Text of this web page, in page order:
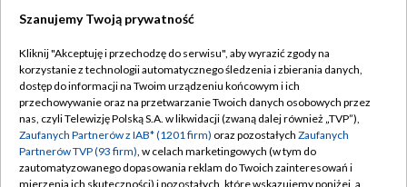
TVP
Abonament TVP
Emisja w TVP
Centrum informacji TVP
Regulamin TVP
Polityka prywatności
Moje zgody
Szanujemy Twoją prywatność
Kliknij "Akceptuję i przechodzę do serwisu", aby wyrazić zgody na
korzystanie z technologii automatycznego śledzenia i zbierania danych,
dostęp do informacji na Twoim urządzeniu końcowym i ich
przechowywanie oraz na przetwarzanie Twoich danych osobowych przez
nas, czyli Telewizję Polską S.A. w likwidacji (zwaną dalej również „TVP”),
Zaufanych Partnerów z IAB* (1201 firm) oraz pozostałych Zaufanych
Partnerów TVP (93 firm), w celach marketingowych (w tym do
zautomatyzowanego dopasowania reklam do Twoich zainteresowań i
mierzenia ich skuteczności) i pozostałych, które wskazujemy poniżej, a